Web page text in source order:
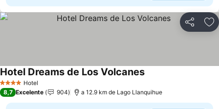
Partilhar
4 EstrelasHotel
Hotel Dreams de Los Volcanes
8,7 Excelente 904 a 12.9 km de Lago Llanquihue